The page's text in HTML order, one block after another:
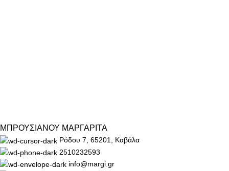
ΜΠΡΟΥΣΙΑΝΟΥ ΜΑΡΓΑΡΙΤΑ
Ρόδου 7, 65201, Καβάλα
2510232593
info@margi.gr